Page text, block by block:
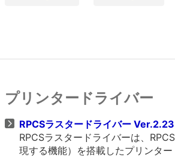
プリンタードライバー
RPCSラスタードライバー Ver.2.23
RPCSラスタードライバーは、
現する機能）を搭載したプリンタ